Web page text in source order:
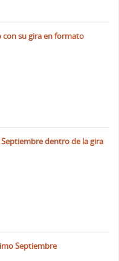
con su gira en formato
dentro de la gira
Septiembre